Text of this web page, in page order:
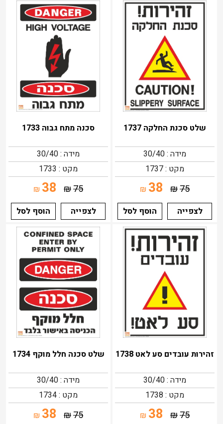
שלט סכנת החלקה 1737
מידה : 30/40
מקט : 1737
75
₪
38
₪
לצפייה
הוסף לסל
סכנה מתח גבוה 1733
מידה : 30/40
מקט : 1733
75
₪
38
₪
לצפייה
הוסף לסל
זהירות עובדים סע לאט 1738
מידה : 30/40
מקט : 1738
75
₪
38
₪
שלט סכנה חלל מוקף 1734
מידה : 30/40
מקט : 1734
75
₪
38
₪